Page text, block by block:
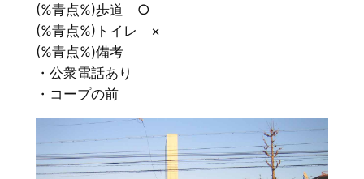
(%青点%)歩道 ○
(%青点%)トイレ ×
(%青点%)備考
・公衆電話あり
・コープの前